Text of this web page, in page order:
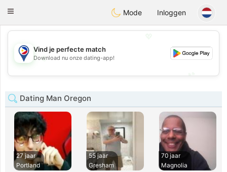
PhilippinesChat
Toggle
Mode Inloggen
💖
Vind je perfecte match
Download nu onze dating-app!
Dating Man Oregon
27 jaar
Portland
55 jaar
Gresham
70 jaar
Magnolia